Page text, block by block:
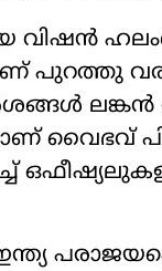
വിഷൻ
പുറത്തു
ലങ്കൻ
വൈഭവ്